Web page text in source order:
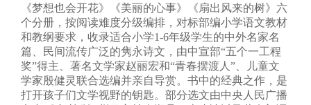
《梦想也会开花》《美丽的心事》《扇出风来的树》六
个分册，按阅读难度分级编排，对标部编小学语文教材
和教纲要求，收录适合小学1-6年级学生的中外名家名
篇、民间流传广泛的隽永诗文，由中宣部“五个一工程
奖”得主、著名文学家赵丽宏和“青春摆渡人”、儿童文
学家殷健灵联合选编并亲自导赏。书中的经典之作，是
打开孩子们文学视野的钥匙。部分选文由中央人民广播